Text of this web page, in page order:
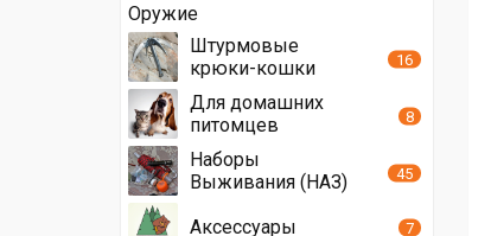
Оружие
Штурмовые
крюки-кошки
16
Для домашних
питомцев
8
Наборы
Выживания (НАЗ)
45
Аксессуары 7